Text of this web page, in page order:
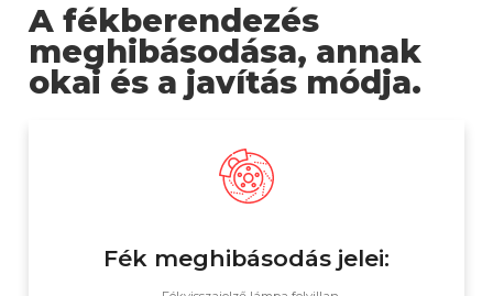
A fékberendezés
meghibásodása, annak
okai és a javítás módja.
Fék meghibásodás jelei: